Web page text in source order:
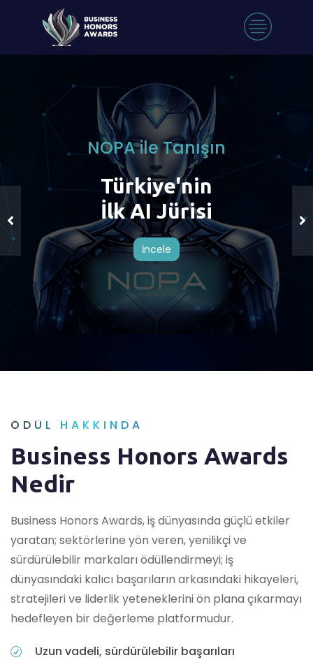
NOPA ile Tanışın
Türkiye'nin
İlk AI Jürisi
İncele
ÖDÜL HAKKINDA
Business Honors Awards
Nedir
Business Honors Awards, iş dünyasında güçlü etkiler
yaratan; sektörlerine yön veren, yenilikçi ve
sürdürülebilir markaları ödüllendirmeyi; iş
dünyasındaki kalıcı başarıların arkasındaki hikayeleri,
stratejileri ve liderlik yeteneklerini ön plana çıkarmayı
hedefleyen bir değerleme platformudur.
Uzun vadeli, sürdürülebilir başarıları